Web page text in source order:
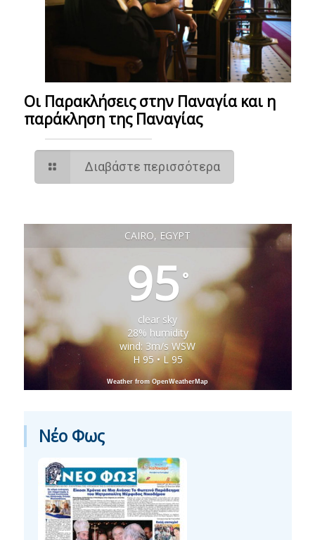
Οι Παρακλήσεις στην Παναγία και η
παράκληση της Παναγίας
Διαβάστε περισσότερα
CAIRO, EGYPT
95 °
clear sky
28% humidity
wind: 3m/s WSW
H 95 • L 95
Weather from OpenWeatherMap
Νέο Φως